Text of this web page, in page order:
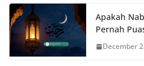
Apakah
Pernah
December